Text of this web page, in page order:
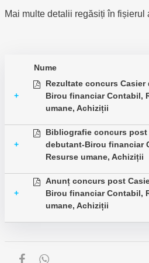
Mai multe detalii regăsiți în fișierul
Nume
+
Rezultate concurs Casier
Birou financiar Contabil,
umane, Achiziții
+
Bibliografie concurs post
debutant-Birou financiar
Resurse umane, Achiziții
+
Anunț concurs post
Birou financiar Contabil,
umane, Achiziții